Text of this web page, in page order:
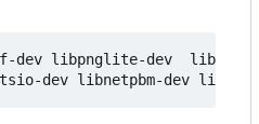
libpnglite-dev  liblo-